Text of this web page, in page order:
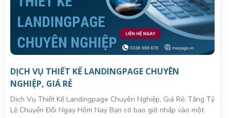
DỊCH VỤ THIẾT KẾ LANDINGPAGE CHUYÊN
NGHIỆP, GIÁ RẺ
Dịch Vụ Thiết Kế Landingpage Chuyên Nghiệp, Giá Rẻ: Tăng Tỷ
Lệ Chuyển Đổi Ngay Hôm Nay Bạn có bao giờ nhấp vào một